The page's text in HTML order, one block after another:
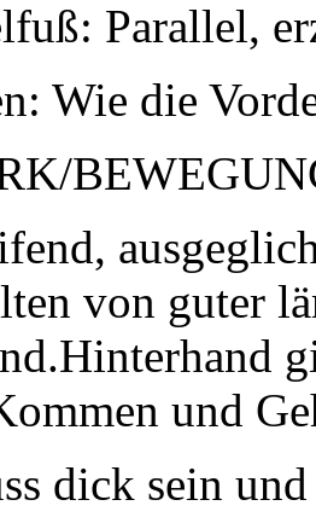
Parallel,
Wie die
von guter
und
dick sein